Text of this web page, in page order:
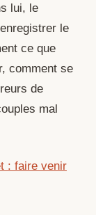
lui, le
le
ce que
comment se
de
mal
: faire venir